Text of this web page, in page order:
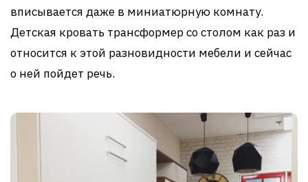
вписывается даже в миниатюрную комнату.
Детская кровать трансформер со столом как раз и
относится к этой разновидности мебели и сейчас
о ней пойдет речь.